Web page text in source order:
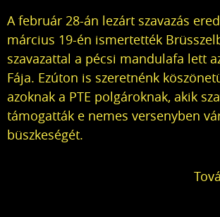
A február 28-án lezárt szavazás
március 19-én ismertették
szavazattal a pécsi mandulafa lett
Fája. Ezúton is szeretnénk
azoknak a PTE polgároknak, akik
támogatták e nemes versenyben
büszkeségét.